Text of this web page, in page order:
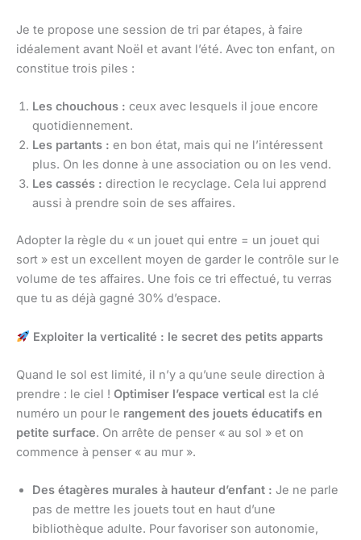
Je te propose une session de tri par étapes, à faire
idéalement avant Noël et avant l’été. Avec ton enfant, on
constitue trois piles :
Les chouchous : ceux avec lesquels il joue encore
quotidiennement.
Les partants : en bon état, mais qui ne l’intéressent
plus. On les donne à une association ou on les vend.
Les cassés : direction le recyclage. Cela lui apprend
aussi à prendre soin de ses affaires.
Adopter la règle du « un jouet qui entre = un jouet qui
sort » est un excellent moyen de garder le contrôle sur le
volume de tes affaires. Une fois ce tri effectué, tu verras
que tu as déjà gagné 30% d’espace.
Exploiter la verticalité : le secret des petits apparts
Quand le sol est limité, il n’y a qu’une seule direction à
prendre : le ciel ! Optimiser l’espace vertical est la clé
numéro un pour le rangement des jouets éducatifs en
petite surface. On arrête de penser « au sol » et on
commence à penser « au mur ».
Des étagères murales à hauteur d’enfant : Je ne parle
pas de mettre les jouets tout en haut d’une
bibliothèque adulte. Pour favoriser son autonomie,